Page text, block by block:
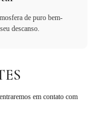
de puro bem-
descanso.
em contato com